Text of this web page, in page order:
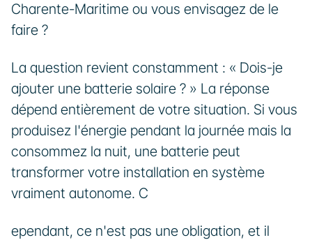
Charente-Maritime ou vous envisagez de le
faire ?
La question revient constamment : « Dois-je
ajouter une batterie solaire ? » La réponse
dépend entièrement de votre situation. Si vous
produisez l'énergie pendant la journée mais la
consommez la nuit, une batterie peut
transformer votre installation en système
vraiment autonome. C
ependant, ce n'est pas une obligation, et il